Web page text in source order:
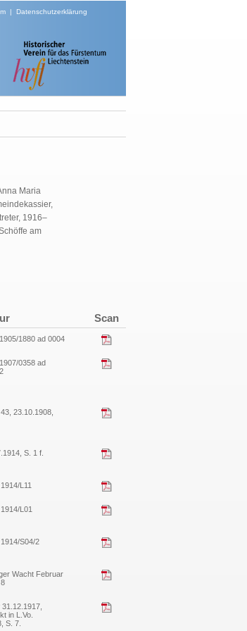
| Datenschutzerklärung
Maria
1916–
am
Scan
1880 ad 0004
0358 ad
23.10.1908,
S. 1 f.
L11
L01
1914/S04/2
Wacht Februar
31.12.1917,
in L.Vo.
S. 7.